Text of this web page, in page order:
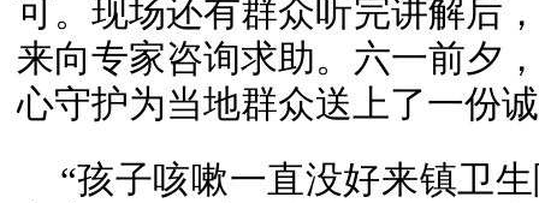
可。现场还有群众听完讲解后
来向专家咨询求助。六一前夕
心守护为当地群众送上了一份
“孩子咳嗽一直没好来镇卫